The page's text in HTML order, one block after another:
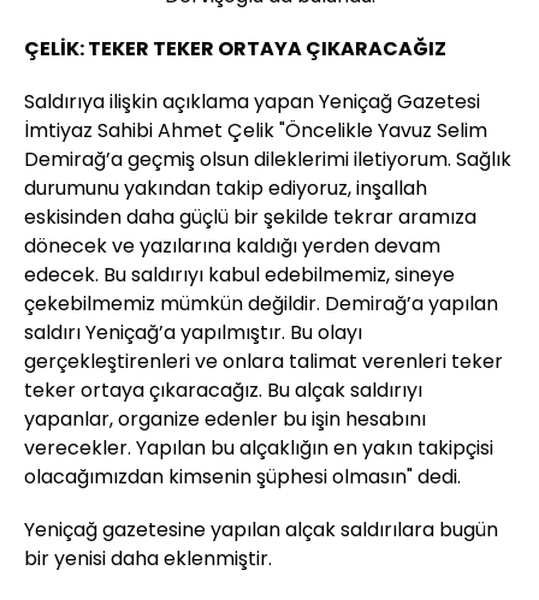
ÇELİK: TEKER TEKER ORTAYA ÇIKARACAĞIZ
Saldırıya ilişkin açıklama yapan Yeniçağ Gazetesi
İmtiyaz Sahibi Ahmet Çelik "Öncelikle Yavuz Selim
Demirağ’a geçmiş olsun dileklerimi iletiyorum. Sağlık
durumunu yakından takip ediyoruz, inşallah
eskisinden daha güçlü bir şekilde tekrar aramıza
dönecek ve yazılarına kaldığı yerden devam
edecek. Bu saldırıyı kabul edebilmemiz, sineye
çekebilmemiz mümkün değildir. Demirağ’a yapılan
saldırı Yeniçağ’a yapılmıştır. Bu olayı
gerçekleştirenleri ve onlara talimat verenleri teker
teker ortaya çıkaracağız. Bu alçak saldırıyı
yapanlar, organize edenler bu işin hesabını
verecekler. Yapılan bu alçaklığın en yakın takipçisi
olacağımızdan kimsenin şüphesi olmasın" dedi.
Yeniçağ gazetesine yapılan alçak saldırılara bugün
bir yenisi daha eklenmiştir.